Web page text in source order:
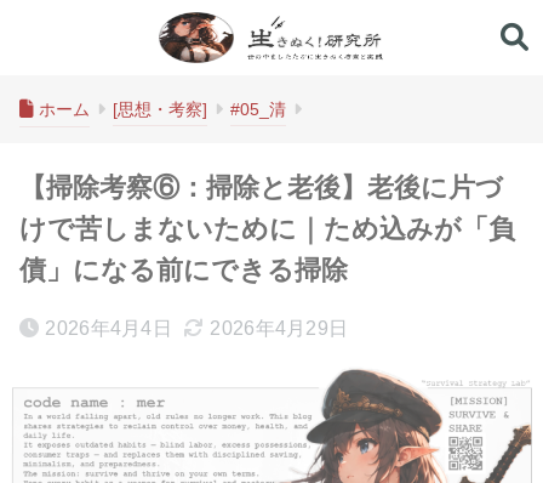
ホーム [思想・考察] #05_清
【掃除考察⑥：掃除と老後】老後に片づ
けで苦しまないために｜ため込みが「負
債」になる前にできる掃除
2026年4月4日 2026年4月29日